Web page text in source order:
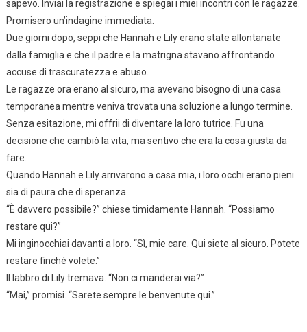
sapevo. Inviai la registrazione e spiegai i miei incontri con le ragazze.
Promisero un’indagine immediata.
Due giorni dopo, seppi che Hannah e Lily erano state allontanate
dalla famiglia e che il padre e la matrigna stavano affrontando
accuse di trascuratezza e abuso.
Le ragazze ora erano al sicuro, ma avevano bisogno di una casa
temporanea mentre veniva trovata una soluzione a lungo termine.
Senza esitazione, mi offrii di diventare la loro tutrice. Fu una
decisione che cambiò la vita, ma sentivo che era la cosa giusta da
fare.
Quando Hannah e Lily arrivarono a casa mia, i loro occhi erano pieni
sia di paura che di speranza.
“È davvero possibile?” chiese timidamente Hannah. “Possiamo
restare qui?”
Mi inginocchiai davanti a loro. “Sì, mie care. Qui siete al sicuro. Potete
restare finché volete.”
Il labbro di Lily tremava. “Non ci manderai via?”
“Mai,” promisi. “Sarete sempre le benvenute qui.”